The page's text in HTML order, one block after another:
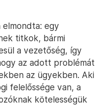
elmondta: egy
titkok, bármi
a vezetőség, így
az adott problémát
az ügyekben. Aki
felelőssége van, a
kötelességük